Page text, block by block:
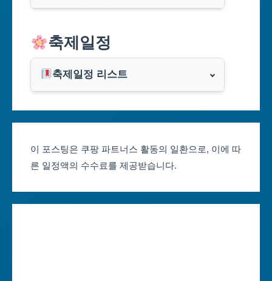
대구광역시
인천광역시
광주광역시
대전광역시
쿠팡
클룩
축제일정
축제일정 리스트
대구축제 일정
인천축제 일정
이 포스팅은 쿠팡 파트너스 활동의 일환으로, 이에 따
른 일정액의 수수료를 제공받습니다.